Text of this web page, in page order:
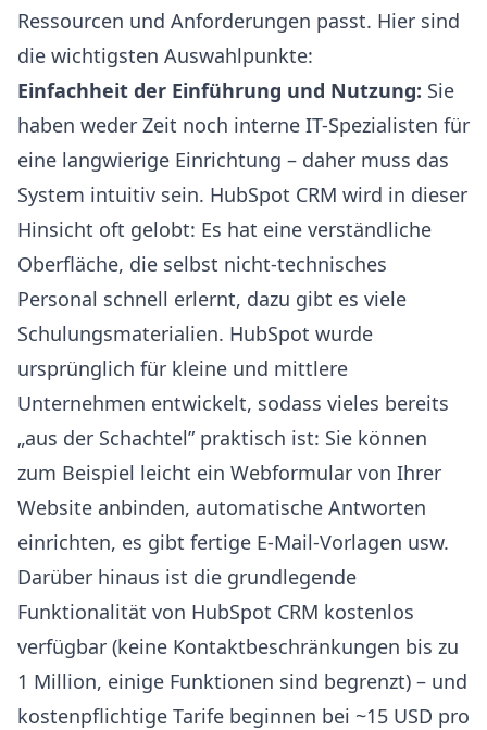
Ressourcen und Anforderungen passt. Hier sind
die wichtigsten Auswahlpunkte:
Einfachheit der Einführung und Nutzung: Sie
haben weder Zeit noch interne IT-Spezialisten für
eine langwierige Einrichtung – daher muss das
System intuitiv sein. HubSpot CRM wird in dieser
Hinsicht oft gelobt: Es hat eine verständliche
Oberfläche, die selbst nicht-technisches
Personal schnell erlernt, dazu gibt es viele
Schulungsmaterialien. HubSpot wurde
ursprünglich für kleine und mittlere
Unternehmen entwickelt, sodass vieles bereits
„aus der Schachtel” praktisch ist: Sie können
zum Beispiel leicht ein Webformular von Ihrer
Website anbinden, automatische Antworten
einrichten, es gibt fertige E-Mail-Vorlagen usw.
Darüber hinaus ist die grundlegende
Funktionalität von HubSpot CRM kostenlos
verfügbar (keine Kontaktbeschränkungen bis zu
1 Million, einige Funktionen sind begrenzt) – und
kostenpflichtige Tarife beginnen bei ~15 USD pro